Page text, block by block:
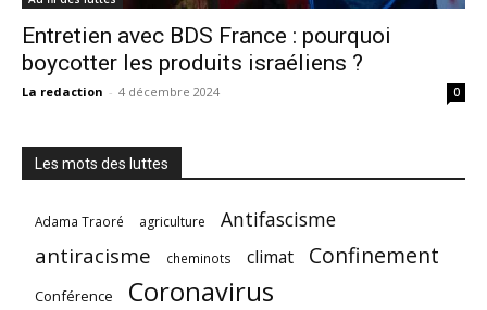
Entretien avec BDS France : pourquoi
boycotter les produits israéliens ?
La redaction - 4 décembre 2024 0
Les mots des luttes
Adama Traoré agriculture Antifascisme
antiracisme cheminots climat Confinement
Conférence Coronavirus